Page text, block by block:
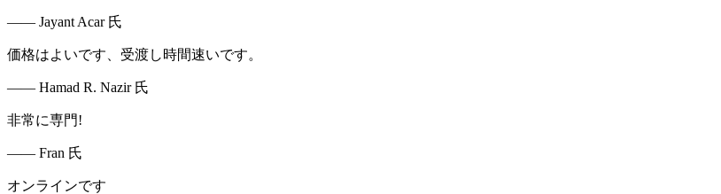
—— Jayant Acar 氏
価格はよいです、受渡し時間速いです。
—— Hamad R. Nazir 氏
非常に専門!
—— Fran 氏
オンラインです